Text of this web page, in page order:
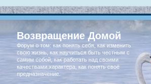
Возвращение Домой
Форум о том: как понять себя, как изменить
свою жизнь, как научиться быть честным с
самим собой, как работать над своими
качествами характера, как понять своё
предназначение.